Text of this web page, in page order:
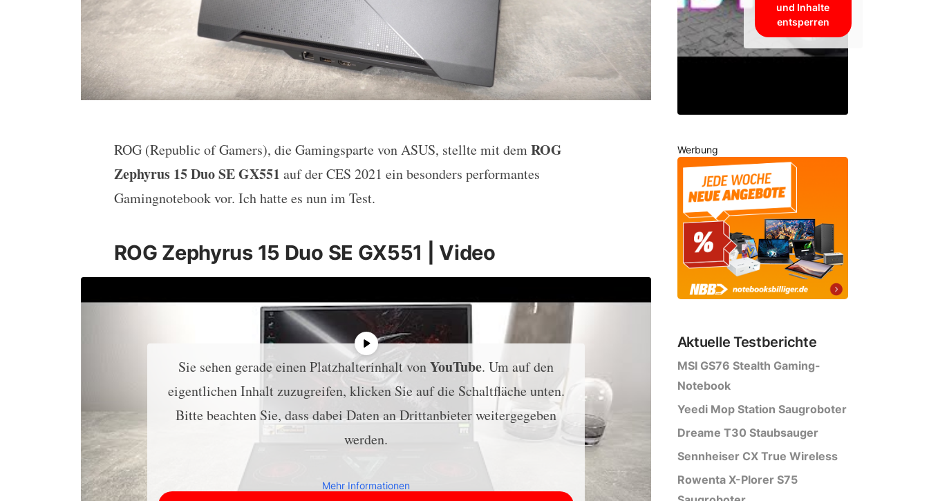
Test: ASUS ROG Zephyrus 15 Duo SE GX551 – RTX3080, Ryzen 9, 2 Displays
ROG (Republic of Gamers), die Gamingsparte von ASUS, stellte mit demROG
Zephyrus 15 Duo SE GX551 auf der CES 2021 ein besonders performantes
Gamingnotebook vor. Ich hatte es nun im Test.
ROG Zephyrus 15 Duo SE GX551 | Video
Sie sehen gerade einen Platzhalterinhalt vonYouTube. Um auf den
eigentlichen Inhalt zuzugreifen, klicken Sie auf die Schaltfläche unten.
Bitte beachten Sie, dass dabei Daten an Drittanbieter weitergegeben
werden.
Mehr Informationen
und Inhalte
entsperren
Werbung
Aktuelle Testberichte
MSI GS76 Stealth Gaming-
Notebook
Yeedi Mop Station Saugroboter
Dreame T30 Staubsauger
Sennheiser CX True Wireless
Rowenta X-Plorer S75